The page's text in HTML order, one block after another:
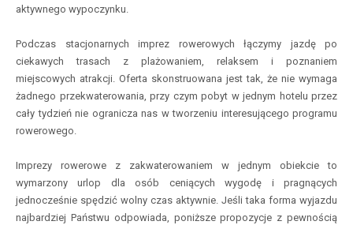
aktywnego wypoczynku.
Podczas stacjonarnych imprez rowerowych łączymy jazdę po
ciekawych trasach z plażowaniem, relaksem i poznaniem
miejscowych atrakcji. Oferta skonstruowana jest tak, że nie wymaga
żadnego przekwaterowania, przy czym pobyt w jednym hotelu przez
cały tydzień nie ogranicza nas w tworzeniu interesującego programu
rowerowego.
Imprezy rowerowe z zakwaterowaniem w jednym obiekcie to
wymarzony urlop dla osób ceniących wygodę i pragnących
jednocześnie spędzić wolny czas aktywnie. Jeśli taka forma wyjazdu
najbardziej Państwu odpowiada, poniższe propozycje z pewnością